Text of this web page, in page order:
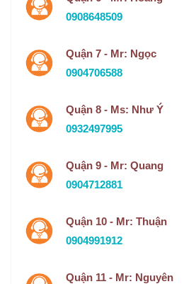
0908648509
Quận 7 - Mr: Ngọc
0904706588
Quận 8 - Ms: Như Ý
0932497995
Quận 9 - Mr: Quang
0904712881
Quận 10 - Mr: Thuận
0904991912
Quận 11 - Mr: Nguyên